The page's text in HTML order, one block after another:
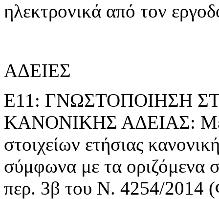
ηλεκτρονικά από τον
ΑΔΕΙΕΣ
Ε11: ΓΝΩΣΤΟΠΟΙΗΣΗ
ΚΑΝΟΝΙΚΗΣ ΑΔΕΙΑΣ: Με
στοιχείων ετήσιας
σύμφωνα με τα
περ. 3β του Ν. 4254/2014